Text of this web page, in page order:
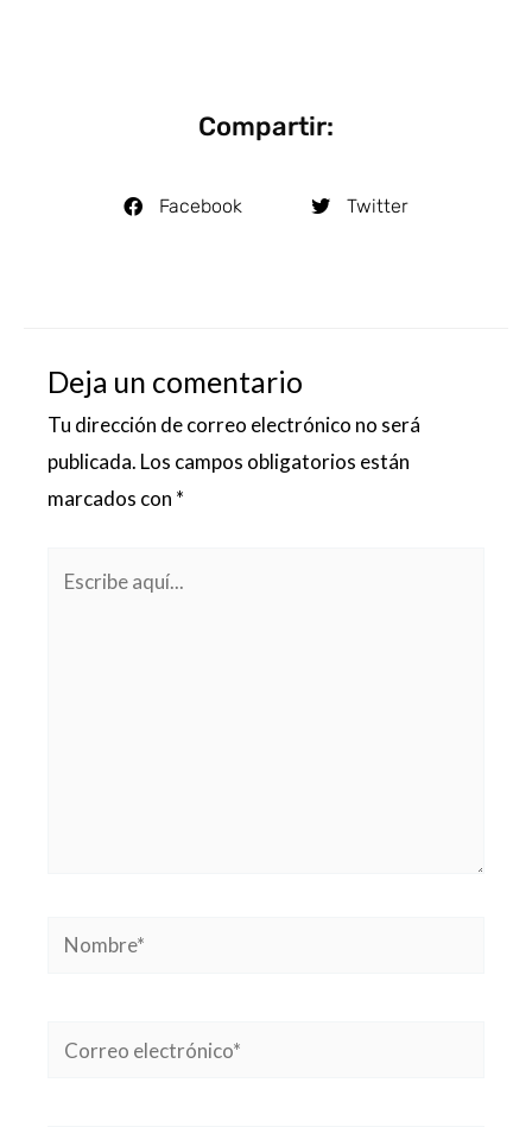
Compartir:
Facebook Twitter
Deja un comentario
Tu dirección de correo electrónico no será
publicada. Los campos obligatorios están
marcados con *
Nombre*
Correo